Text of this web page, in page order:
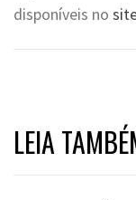
disponíveis no
LEIA